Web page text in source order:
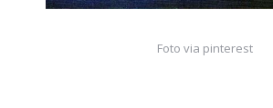
Foto via pinterest